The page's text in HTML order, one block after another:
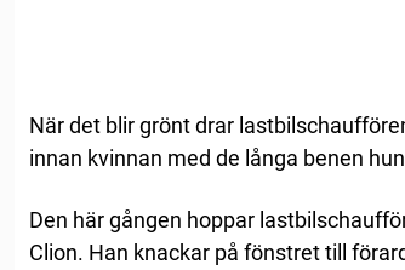
När det blir grönt drar
innan kvinnan med de långa benen
Den här gången hoppar
Clion. Han knackar på fönstret till